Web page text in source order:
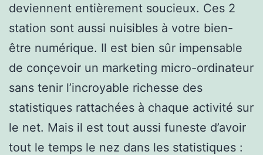
deviennent entièrement soucieux. Ces 2
station sont aussi nuisibles à votre bien-
être numérique. Il est bien sûr impensable
de conçevoir un marketing micro-ordinateur
sans tenir l’incroyable richesse des
statistiques rattachées à chaque activité sur
le net. Mais il est tout aussi funeste d’avoir
tout le temps le nez dans les statistiques :